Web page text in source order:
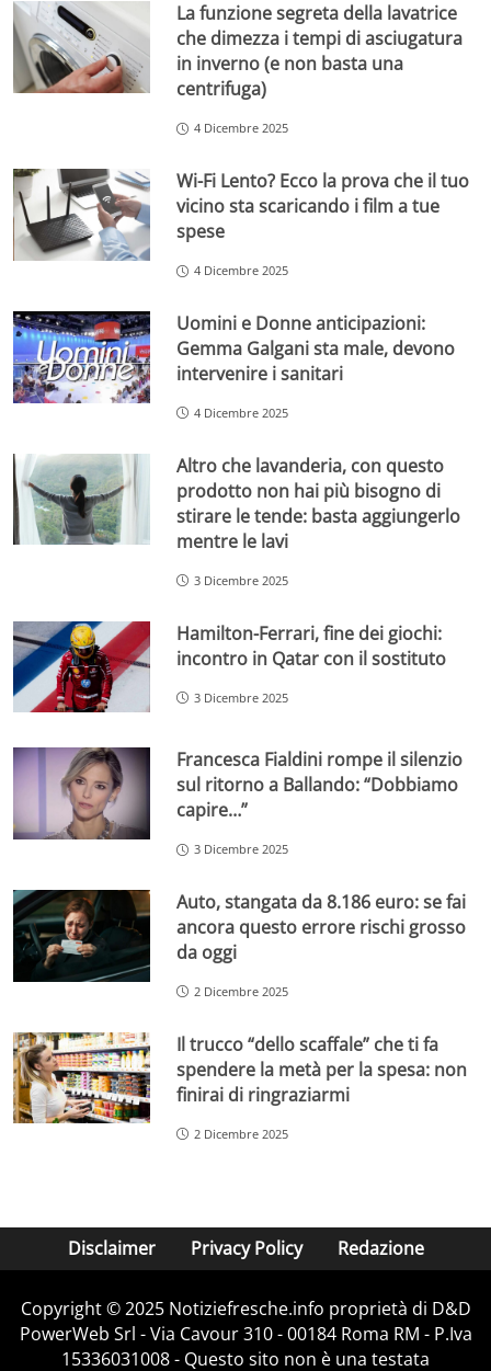
La funzione segreta della lavatrice
che dimezza i tempi di asciugatura
in inverno (e non basta una
centrifuga)
4 Dicembre 2025
Wi-Fi Lento? Ecco la prova che il tuo
vicino sta scaricando i film a tue
spese
4 Dicembre 2025
Uomini e Donne anticipazioni:
Gemma Galgani sta male, devono
intervenire i sanitari
4 Dicembre 2025
Altro che lavanderia, con questo
prodotto non hai più bisogno di
stirare le tende: basta aggiungerlo
mentre le lavi
3 Dicembre 2025
Hamilton-Ferrari, fine dei giochi:
incontro in Qatar con il sostituto
3 Dicembre 2025
Francesca Fialdini rompe il silenzio
sul ritorno a Ballando: “Dobbiamo
capire…”
3 Dicembre 2025
Auto, stangata da 8.186 euro: se fai
ancora questo errore rischi grosso
da oggi
2 Dicembre 2025
Il trucco “dello scaffale” che ti fa
spendere la metà per la spesa: non
finirai di ringraziarmi
2 Dicembre 2025
Disclaimer Privacy Policy Redazione
Copyright © 2025 Notiziefresche.info proprietà di D&D
PowerWeb Srl - Via Cavour 310 - 00184 Roma RM - P.Iva
15336031008 - Questo sito non è una testata